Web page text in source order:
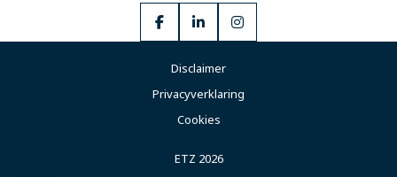
Ga
Facebook
Ga
LinkedIn
Ga
Disclaimer
Privacyverklaring
Cookies
ETZ 2026